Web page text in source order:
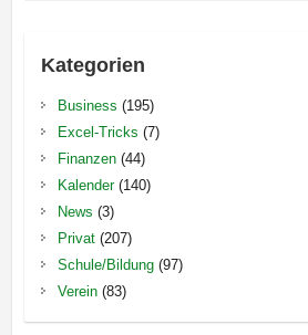
Kategorien
Business (195)
Excel-Tricks (7)
Finanzen(44)
Kalender(140)
News (3)
Privat(207)
Schule/Bildung(97)
Verein(83)